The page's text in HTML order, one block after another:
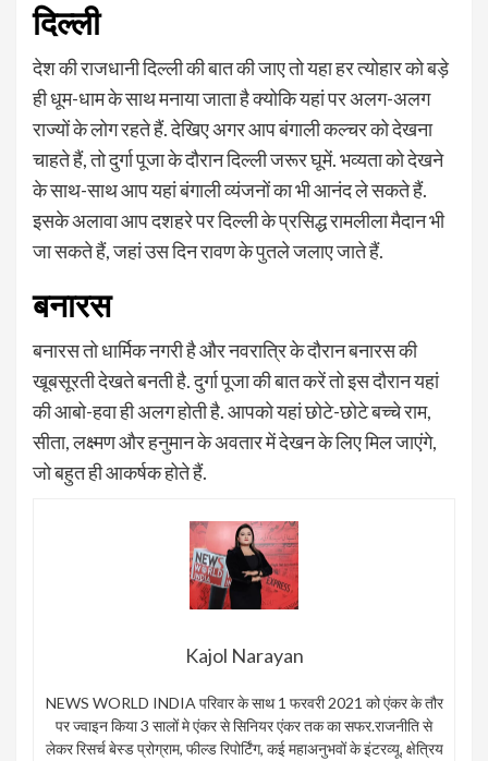
दिल्ली
देश की राजधानी दिल्ली की बात की जाए तो यहा हर त्योहार को बड़े
ही धूम-धाम के साथ मनाया जाता है क्योकि यहां पर अलग-अलग
राज्यों के लोग रहते हैं. देखिए अगर आप बंगाली कल्चर को देखना
चाहते हैं, तो दुर्गा पूजा के दौरान दिल्ली जरूर घूमें. भव्यता को देखने
के साथ-साथ आप यहां बंगाली व्यंजनों का भी आनंद ले सकते हैं.
इसके अलावा आप दशहरे पर दिल्ली के प्रसिद्ध रामलीला मैदान भी
जा सकते हैं, जहां उस दिन रावण के पुतले जलाए जाते हैं.
बनारस
बनारस तो धार्मिक नगरी है और नवरात्रि के दौरान बनारस की
खूबसूरती देखते बनती है. दुर्गा पूजा की बात करें तो इस दौरान यहां
की आबो-हवा ही अलग होती है. आपको यहां छोटे-छोटे बच्चे राम,
सीता, लक्ष्मण और हनुमान के अवतार में देखन के लिए मिल जाएंगे,
जो बहुत ही आकर्षक होते हैं.
Kajol Narayan
NEWS WORLD INDIA परिवार के साथ 1 फरवरी 2021 को एंकर के तौर
पर ज्वाइन किया 3 सालों मे एंकर से सिनियर एंकर तक का सफर.राजनीति से
लेकर रिसर्च बेस्ड प्रोग्राम, फील्ड रिपोर्टिंग, कई महाअनुभवों के इंटरव्यू, क्षेत्रिय